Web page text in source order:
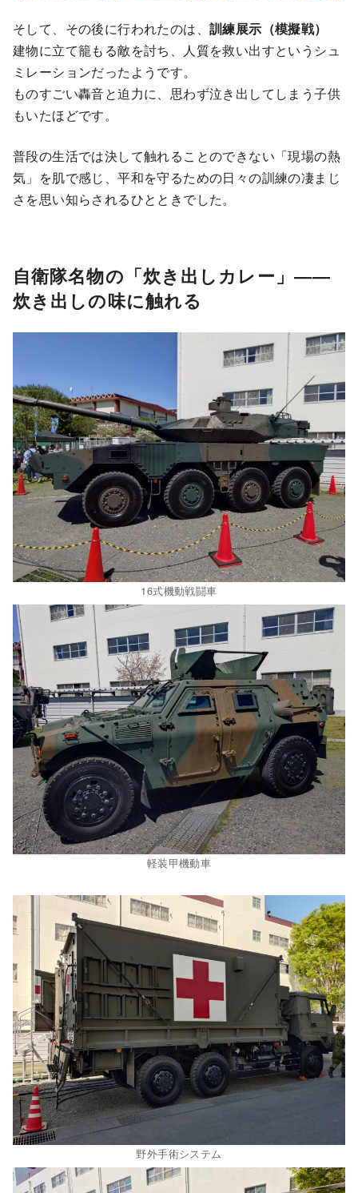
そして、その後に行われたのは、 訓練展示（模擬戦）
建物に立て籠もる敵を討ち、人質を救い出すというシュ
ミレーションだったようです。
ものすごい轟音と迫力に、思わず泣き出してしまう子供
もいたほどです。
普段の生活では決して触れることのできない「現場の熱
気」を肌で感じ、平和を守るための日々の訓練の凄まじ
さを思い知らされるひとときでした。
自衛隊名物の「炊き出しカレー」――
炊き出しの味に触れる
16式機動戦闘車
軽装甲機動車
野外手術システム